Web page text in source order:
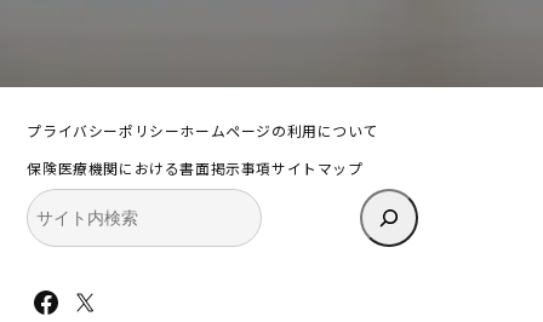
プライバシーポリシーホームページの利用について
保険医療機関における書面掲示事項サイトマップ
検
索
Facebook
X